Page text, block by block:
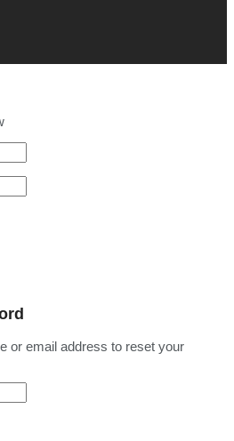
or email address to reset your